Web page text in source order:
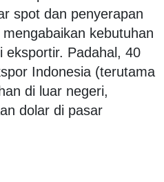
spot dan penyerapan
kebutuhan
eksportir. Padahal, 40
Indonesia (terutama
di luar negeri,
dolar di pasar